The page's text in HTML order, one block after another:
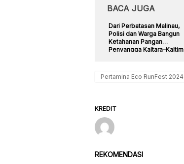
BACA JUGA
Dari Perbatasan Malinau,
Polisi dan Warga Bangun
Ketahanan Pangan
Penyangga Kaltara–Kaltim
Pertamina Eco RunFest 2024
KREDIT
REKOMENDASI